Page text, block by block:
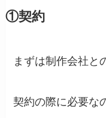
①契約
まずは制作会社と
契約の際に必要な